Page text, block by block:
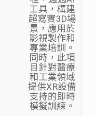
工具，構建
超寫實3D場
景，應用於
影視製作和
專業培訓。
同時，此項
目針對醫療
和工業領域
提供XR設備
支持的即時
模擬訓練。